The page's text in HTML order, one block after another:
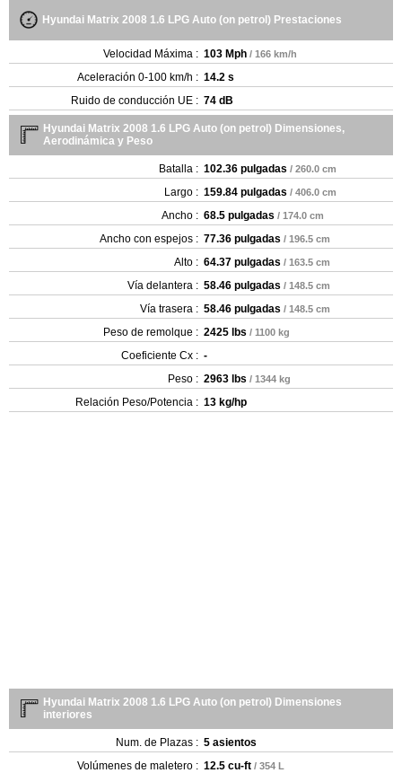
Hyundai Matrix 2008 1.6 LPG Auto (on petrol) Prestaciones
Velocidad Máxima : 103 Mph / 166 km/h
Aceleración 0-100 km/h : 14.2 s
Ruido de conducción UE : 74 dB
Hyundai Matrix 2008 1.6 LPG Auto (on petrol) Dimensiones,
Aerodinámica y Peso
Batalla : 102.36 pulgadas / 260.0 cm
Largo : 159.84 pulgadas / 406.0 cm
Ancho : 68.5 pulgadas / 174.0 cm
Ancho con espejos : 77.36 pulgadas / 196.5 cm
Alto : 64.37 pulgadas / 163.5 cm
Vía delantera : 58.46 pulgadas / 148.5 cm
Vía trasera : 58.46 pulgadas / 148.5 cm
Peso de remolque : 2425 lbs / 1100 kg
Coeficiente Cx : -
Peso : 2963 lbs / 1344 kg
Relación Peso/Potencia : 13 kg/hp
Hyundai Matrix 2008 1.6 LPG Auto (on petrol) Dimensiones
interiores
Num. de Plazas : 5 asientos
Volúmenes de maletero : 12.5 cu-ft / 354 L